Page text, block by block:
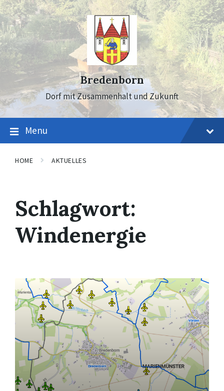
Skip
to
content
Skip
to
main
navigation
Skip
to
footer
Bredenborn
Dorf mit Zusammenhalt und Zukunft
Menu
HOME AKTUELLES
Schlagwort:
Windenergie
Mehr
erfahren